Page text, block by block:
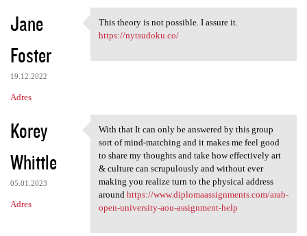
K
o
m
e
n
a
r
z
e
Jane
Foster
19.12.2022
Adres
This theory is not possible.
This theory is not possible. I assure it.
https://nytsudoku.co/
Korey
Whittle
05.01.2023
Adres
With that It can only be
With that It can only be answered by this group
sort of mind-matching and it makes me feel good
to share my thoughts and take how effectively art
& culture can scrupulously and without ever
making you realize turn to the physical address
around https://www.diplomaassignments.com/arab-
open-university-aou-assignment-help